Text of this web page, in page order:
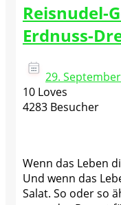
Reisnudel-
Erdnuss-
29.
10 Loves
4283 Besucher
Wenn das Leben
Und wenn das
Salat. So oder so